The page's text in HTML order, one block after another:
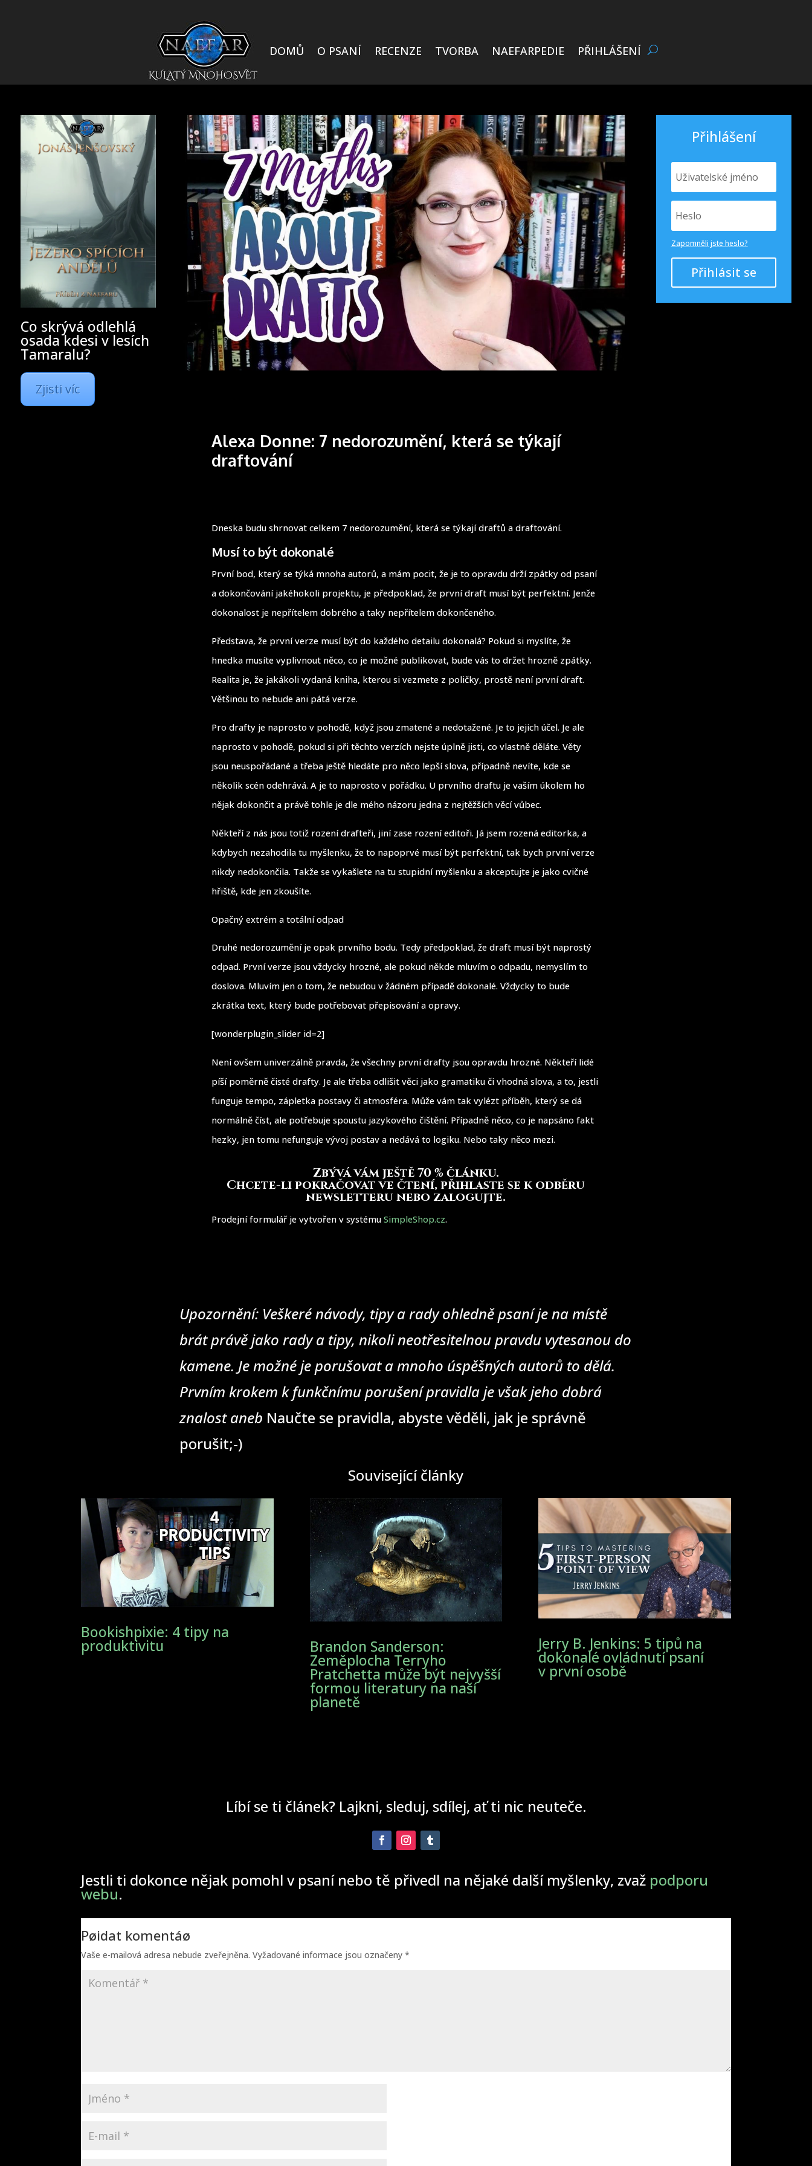
DOMŮ O PSANÍ RECENZE TVORBA NAEFARPEDIE PŘIHLÁŠENÍ
Co skrývá odlehlá
osada kdesi v lesích
Tamaralu?
Zjisti víc
Alexa Donne: 7 nedorozumění, která se týkají
draftování
Dneska budu shrnovat celkem 7 nedorozumění, která se týkají draftů a draftování.
Musí to být dokonalé
První bod, který se týká mnoha autorů, a mám pocit, že je to opravdu drží zpátky od psaní
a dokončování jakéhokoli projektu, je předpoklad, že první draft musí být perfektní. Jenže
dokonalost je nepřítelem dobrého a taky nepřítelem dokončeného.
Představa, že první verze musí být do každého detailu dokonalá? Pokud si myslíte, že
hnedka musíte vyplivnout něco, co je možné publikovat, bude vás to držet hrozně zpátky.
Realita je, že jakákoli vydaná kniha, kterou si vezmete z poličky, prostě není první draft.
Většinou to nebude ani pátá verze.
Pro drafty je naprosto v pohodě, když jsou zmatené a nedotažené. Je to jejich účel. Je ale
naprosto v pohodě, pokud si při těchto verzích nejste úplně jisti, co vlastně děláte. Věty
jsou neuspořádané a třeba ještě hledáte pro něco lepší slova, případně nevíte, kde se
několik scén odehrává. A je to naprosto v pořádku. U prvního draftu je vaším úkolem ho
nějak dokončit a právě tohle je dle mého názoru jedna z nejtěžších věcí vůbec.
Někteří z nás jsou totiž rození drafteři, jiní zase rození editoři. Já jsem rozená editorka, a
kdybych nezahodila tu myšlenku, že to napoprvé musí být perfektní, tak bych první verze
nikdy nedokončila. Takže se vykašlete na tu stupidní myšlenku a akceptujte je jako cvičné
hřiště, kde jen zkoušíte.
Opačný extrém a totální odpad
Druhé nedorozumění je opak prvního bodu. Tedy předpoklad, že draft musí být naprostý
odpad. První verze jsou vždycky hrozné, ale pokud někde mluvím o odpadu, nemyslím to
doslova. Mluvím jen o tom, že nebudou v žádném případě dokonalé. Vždycky to bude
zkrátka text, který bude potřebovat přepisování a opravy.
[wonderplugin_slider id=2]
Není ovšem univerzálně pravda, že všechny první drafty jsou opravdu hrozné. Někteří lidé
píší poměrně čisté drafty. Je ale třeba odlišit věci jako gramatiku či vhodná slova, a to, jestli
funguje tempo, zápletka postavy či atmosféra. Může vám tak vylézt příběh, který se dá
normálně číst, ale potřebuje spoustu jazykového čištění. Případně něco, co je napsáno fakt
hezky, jen tomu nefunguje vývoj postav a nedává to logiku. Nebo taky něco mezi.
Zbývá vám ještě 70 % článku.
Chcete-li pokračovat ve čtení, přihlaste se k odběru
newsletteru nebo zalogujte.
Prodejní formulář je vytvořen v systémuSimpleShop.cz.
Upozornění: Veškeré návody, tipy a rady ohledně psaní je na místě
brát právě jako rady a tipy, nikoli neotřesitelnou pravdu vytesanou do
kamene. Je možné je porušovat a mnoho úspěšných autorů to dělá.
Prvním krokem k funkčnímu porušení pravidla je však jeho dobrá
znalost aneb Naučte se pravidla, abyste věděli, jak je správně
porušit;-)
Související články
Přihlášení
Zapomněli jste heslo?
Přihlásit se
Bookishpixie: 4 tipy na
produktivitu Brandon Sanderson:
Zeměplocha Terryho
Pratchetta může být nejvyšší
formou literatury na naší
planetě
Jerry B. Jenkins: 5 tipů na
dokonalé ovládnutí psaní
v první osobě
Líbí se ti článek? Lajkni, sleduj, sdílej, ať ti nic neuteče.
Jestli ti dokonce nějak pomohl v psaní nebo tě přivedl na nějaké další myšlenky, zvaž podporu
webu.
Pøidat komentáø
Vaše e-mailová adresa nebude zveřejněna. Vyžadované informace jsou označeny*